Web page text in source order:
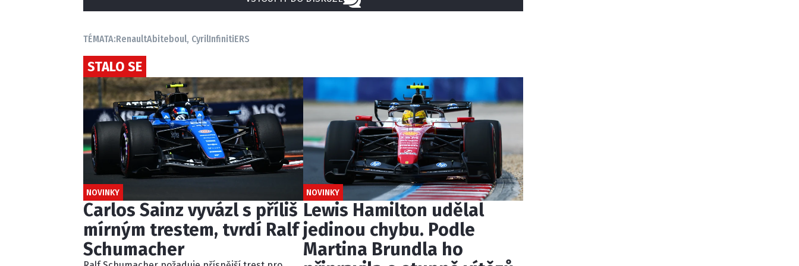
TÉMATA:RenaultAbiteboul, CyrilInfinitiERS
STALO SE
NOVINKY
Carlos Sainz vyvázl s příliš
mírným trestem, tvrdí Ralf
Schumacher
NOVINKY
Lewis Hamilton udělal
jedinou chybu. Podle
Martina Brundla ho